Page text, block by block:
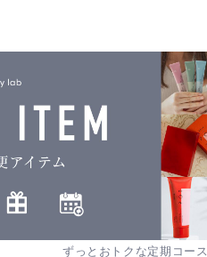
ずっとおトクな定期コース